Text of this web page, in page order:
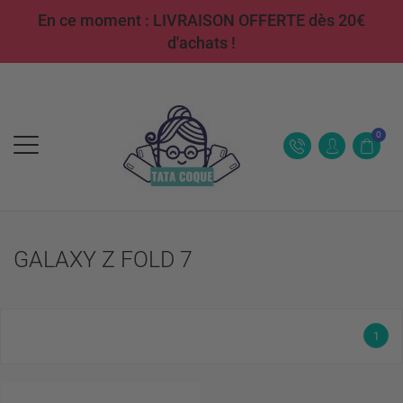
En ce moment : LIVRAISON OFFERTE dès 20€
d'achats !
0
GALAXY Z FOLD 7
1